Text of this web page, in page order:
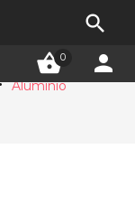
0 

Aluminio